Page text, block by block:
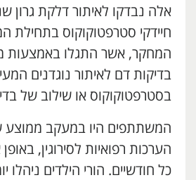
אלה נבדקו לאיתור דלקת גרון
חיידקי סטרפטוקוקוס בתחילת
המחקר, אשר התגלו באמצעות
בדיקות דם לאיתור נוגדנים
בסטרפטוקוקוס או שילוב של
הערכות רפואיות לסירוגין,
כל חודשיים. הורי הילדים ניהלו